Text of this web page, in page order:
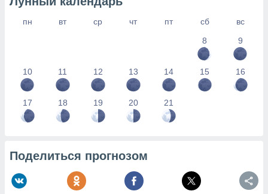
пн вт ср чт пт сб
вс
8
9
10 11 12 13 14 15 16
17 18 19 20 21
Поделиться прогнозом